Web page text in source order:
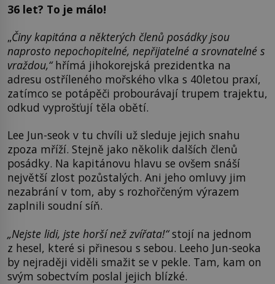
36 let? To je málo!
„Činy kapitána a některých členů posádky jsou
naprosto nepochopitelné, nepřijatelné a srovnatelné s
vraždou,“hřímá jihokorejská prezidentka na
adresu ostříleného mořského vlka s 40letou praxí,
zatímco se potápěči probourávají trupem trajektu,
odkud vyprošťují těla obětí.
Lee Jun-seok v tu chvíli už sleduje jejich snahu
zpoza mříží. Stejně jako několik dalších členů
posádky. Na kapitánovu hlavu se ovšem snáší
největší zlost pozůstalých. Ani jeho omluvy jim
nezabrání v tom, aby s rozhořčeným výrazem
zaplnili soudní síň.
„Nejste lidi, jste horší než zvířata!“stojí na jednom
z hesel, které si přinesou s sebou. Leeho Jun-seoka
by nejraději viděli smažit se v pekle. Tam, kam on
svým sobectvím poslal jejich blízké.